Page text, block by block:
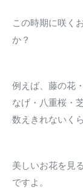
この時期に咲く
か？
例えば、藤の花
なげ・八重桜・
数えきれないく
美しいお花を見
ですよ。